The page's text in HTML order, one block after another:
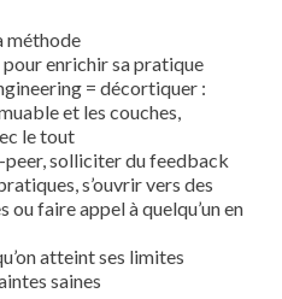
méthode
pour enrichir sa pratique
= décortiquer :
et les couches,
le tout
solliciter du feedback
s’ouvrir vers des
faire appel à quelqu’un en
atteint ses limites
saines